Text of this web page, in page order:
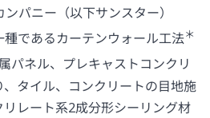
パニー（以下サンスター）
であるカーテンウォール工法＊
パネル、プレキャストコンクリ
タイル、コンクリートの目地施
レート系2成分形シーリング材